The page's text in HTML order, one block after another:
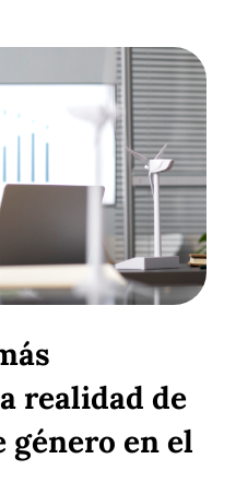
realidad de
género en el